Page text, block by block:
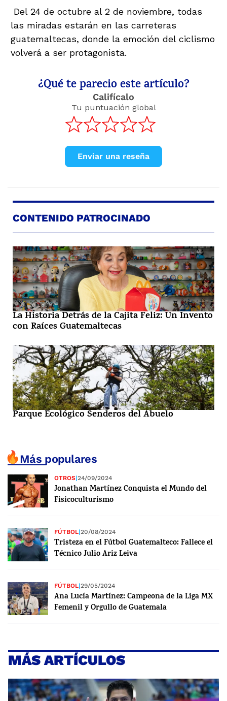
Del 24 de octubre al 2 de noviembre, todas
las miradas estarán en las carreteras
guatemaltecas, donde la emoción del ciclismo
volverá a ser protagonista.
¿Qué te parecio este artículo?
Califícalo
Tu puntuación global
Enviar una reseña
CONTENIDO PATROCINADO
La Historia Detrás de la Cajita Feliz: Un Invento
con Raíces Guatemaltecas
Parque Ecológico Senderos del Abuelo
Más populares
OTROS|24/09/2024
Jonathan Martínez Conquista el Mundo del
Fisicoculturismo
FÚTBOL|20/08/2024
Tristeza en el Fútbol Guatemalteco: Fallece el
Técnico Julio Ariz Leiva
FÚTBOL|29/05/2024
Ana Lucía Martínez: Campeona de la Liga MX
Femenil y Orgullo de Guatemala
MÁS ARTÍCULOS